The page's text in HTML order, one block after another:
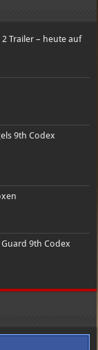
Trailer – heute auf
9th Codex
9th Codex